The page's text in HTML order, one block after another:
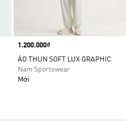
Price
1.200.000₫
ÁO THUN SOFT LUX GRAPHIC
Nam Sportswear
Mới